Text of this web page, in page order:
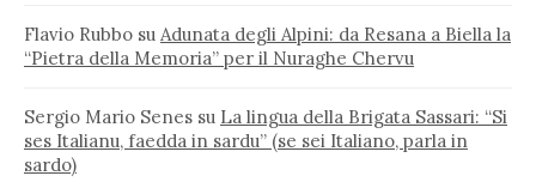
Flavio Rubbo su Adunata degli Alpini: da Resana a Biella la
“Pietra della Memoria” per il Nuraghe Chervu
Sergio Mario Senes su La lingua della Brigata Sassari: “Si
ses Italianu, faedda in sardu” (se sei Italiano, parla in
sardo)